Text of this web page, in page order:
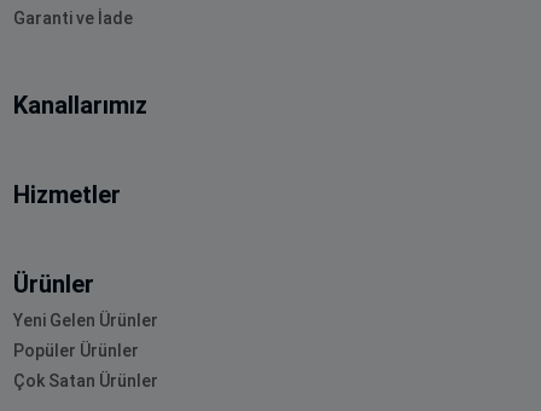
Garanti ve İade
Kanallarımız
Hizmetler
Ürünler
Yeni Gelen Ürünler
Popüler Ürünler
Çok Satan Ürünler